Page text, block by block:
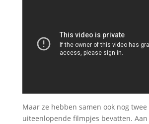
Maar ze hebben samen ook nog
uiteenlopende filmpjes bevatten.